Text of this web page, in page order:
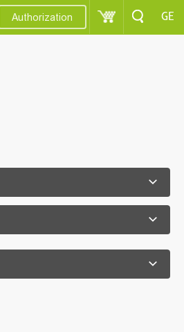
Authorization GE